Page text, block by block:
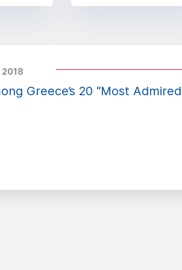
Greece’s 20 “Most Admired